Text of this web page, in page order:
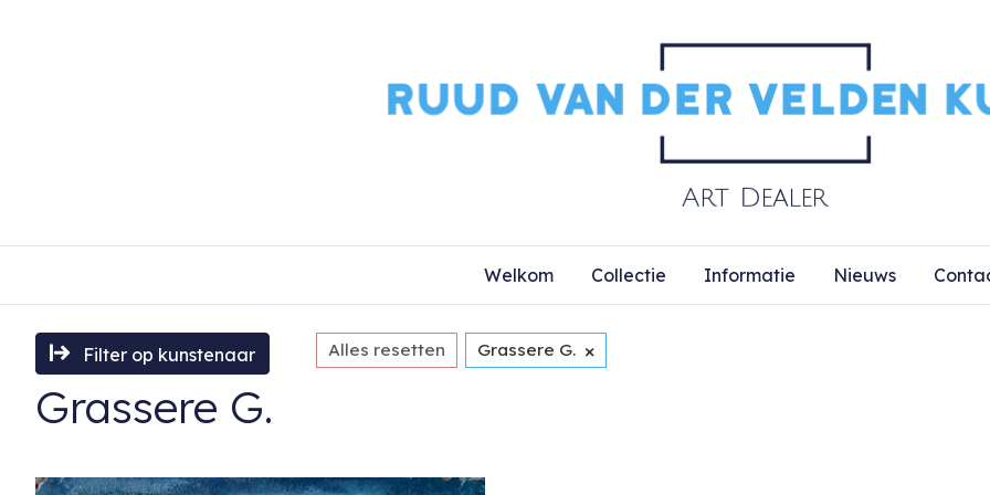
Welkom Collectie Informatie Nieuws
Filter op kunstenaar Alles resetten Grassere G. ×
Grassere G.